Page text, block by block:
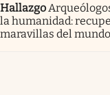
Hallazgo
la humanidad:
maravillas del mundo